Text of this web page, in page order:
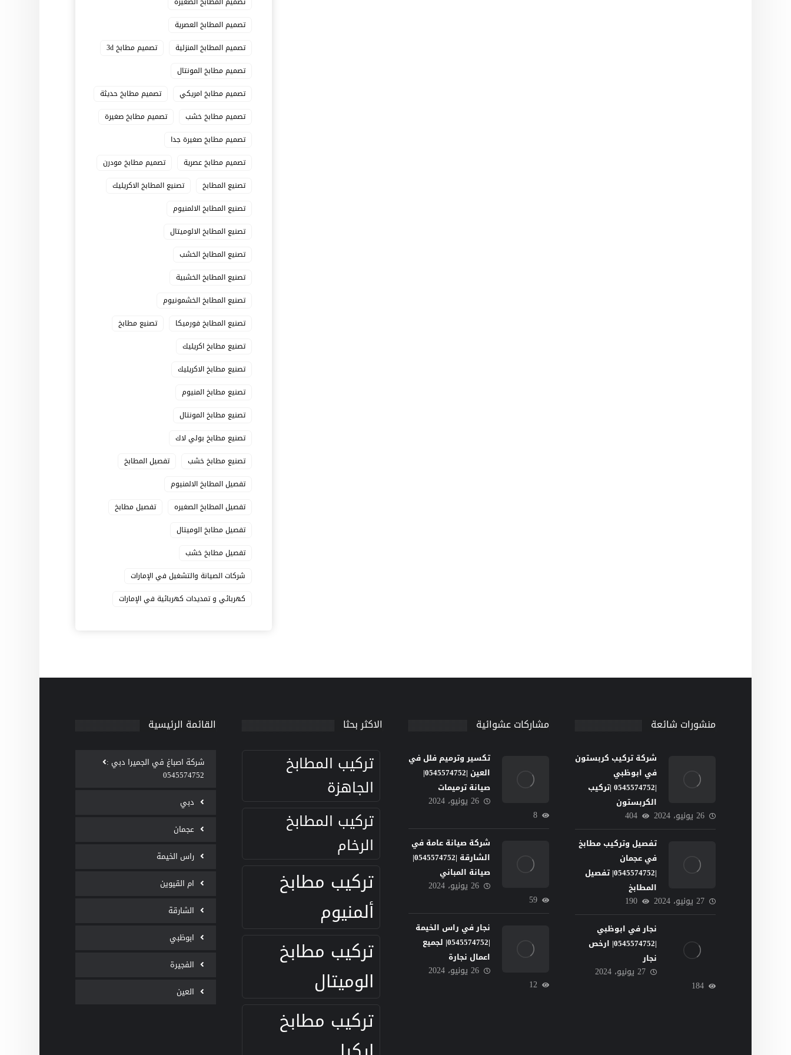
تصميم المطابخ العصرية
تصميم المطابخ المنزلية
تصميم مطابخ 3d
تصميم مطابخ المونتال
تصميم مطابخ امريكي
تصميم مطابخ حديثة
تصميم مطابخ خشب
تصميم مطابخ صغيرة
تصميم مطابخ صغيرة جدا
تصميم مطابخ عصرية
تصميم مطابخ مودرن
تصنيع المطابخ
تصنيع المطابخ الاكريليك
تصنيع المطابخ الالمنيوم
تصنيع المطابخ الالوميتال
تصنيع المطابخ الخشب
تصنيع المطابخ الخشبية
تصنيع المطابخ الخشمونيوم
تصنيع المطابخ فورميكا
تصنيع مطابخ
تصنيع مطابخ اكريليك
تصنيع مطابخ الاكريليك
تصنيع مطابخ المنيوم
تصنيع مطابخ المونتال
تصنيع مطابخ بولي لاك
تصنيع مطابخ خشب
تفصيل المطابخ
تفصيل المطابخ الالمنيوم
تفصيل المطابخ الصغيره
تفصيل مطابخ
تفصيل مطابخ الوميتال
تفصيل مطابخ خشب
شركات الصيانة والتشغيل في الإمارات
كهربائي و تمديدات كهربائية في الإمارات
منشورات شائعة
شركة تركيب كربستون
في ابوظبي
|0545574752 |تركيب
الكربستون
26 يونيو، 2024 404
تفصيل وتركيب مطابخ
في عجمان
|0545574752| تفصيل
المطابخ
27 يونيو، 2024 190
نجار في ابوظبي
|0545574752| ارخص
نجار
27 يونيو، 2024
184
مشاركات عشوائية
تكسير وترميم فلل في
العين |0545574752|
صيانة ترميمات
26 يونيو، 2024
8
شركة صيانة عامة في
الشارقة |0545574752|
صيانة المباني
26 يونيو، 2024
59
نجار في راس الخيمة
|0545574752| لجميع
اعمال نجارة
26 يونيو، 2024
12
الاكثر بحثا
تركيب المطابخ
الجاهزة
تركيب المطابخ
الرخام
تركيب مطابخ
ألمنيوم
تركيب مطابخ
الوميتال
تركيب مطابخ
القائمة الرئيسية
‫شركة اصباغ في الجميرا دبي :
0545574752
دبي
عجمان
راس الخيمة
ام القيوين
الشارقة
ابوظبي
الفجيرة
العين